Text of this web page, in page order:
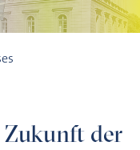
Zukunft der